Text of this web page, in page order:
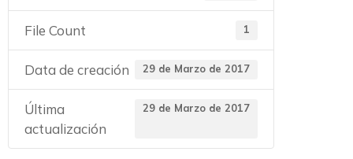
File Count 1
Data de creación 29 de Marzo de 2017
Última
actualización
29 de Marzo de 2017